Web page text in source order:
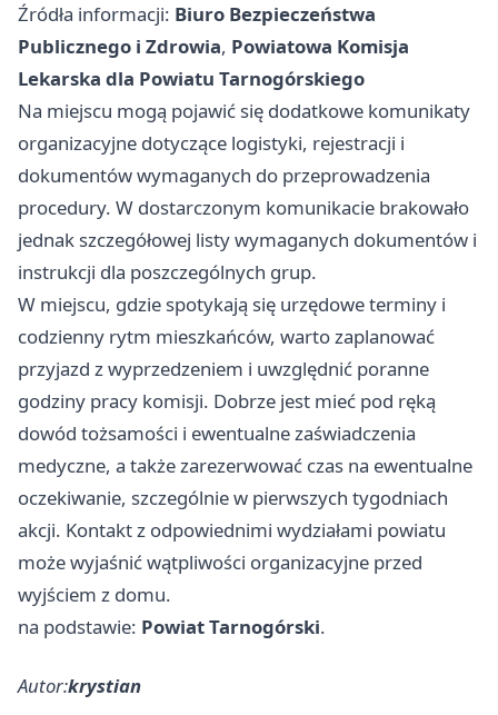
Źródła informacji: Biuro Bezpieczeństwa
Publicznego i Zdrowia, Powiatowa Komisja
Lekarska dla Powiatu Tarnogórskiego
Na miejscu mogą pojawić się dodatkowe komunikaty
organizacyjne dotyczące logistyki, rejestracji i
dokumentów wymaganych do przeprowadzenia
procedury. W dostarczonym komunikacie brakowało
jednak szczegółowej listy wymaganych dokumentów i
instrukcji dla poszczególnych grup.
W miejscu, gdzie spotykają się urzędowe terminy i
codzienny rytm mieszkańców, warto zaplanować
przyjazd z wyprzedzeniem i uwzględnić poranne
godziny pracy komisji. Dobrze jest mieć pod ręką
dowód tożsamości i ewentualne zaświadczenia
medyczne, a także zarezerwować czas na ewentualne
oczekiwanie, szczególnie w pierwszych tygodniach
akcji. Kontakt z odpowiednimi wydziałami powiatu
może wyjaśnić wątpliwości organizacyjne przed
wyjściem z domu.
na podstawie: Powiat Tarnogórski.
Autor:krystian